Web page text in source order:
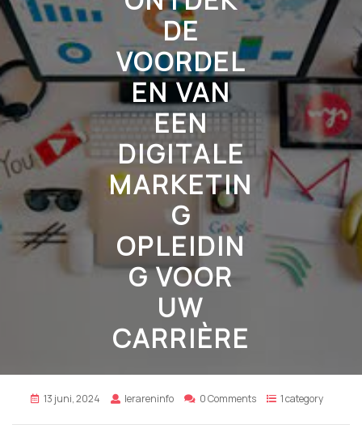
DE
VOORDEL
EN VAN
EEN
DIGITALE
MARKETIN
G
OPLEIDIN
G VOOR
UW
CARRIÈRE
13 juni, 2024 lerareninfo 0 Comments 1 category